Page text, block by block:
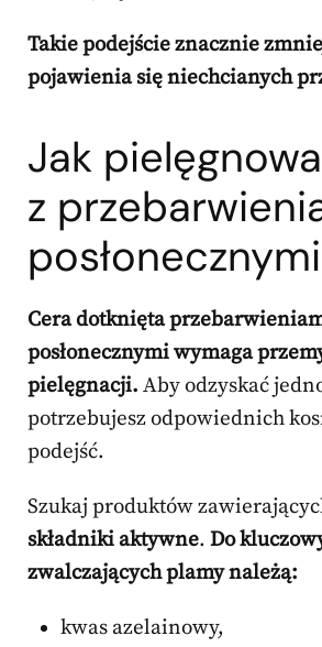
Takie podejście znacznie
pojawienia się niechcianych
Jak
z
Cera dotknięta
posłonecznymi wymaga
pielęgnacji. Aby odzyskać
potrzebujesz odpowiednich
podejść.
Szukaj produktów
składniki aktywne. Do
zwalczających plamy należą:
kwas azelainowy,